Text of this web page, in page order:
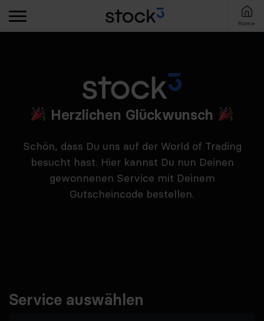
Home
Herzlichen Glückwunsch
Schön, dass Du uns auf der World of Trading
besucht hast. Hier kannst Du nun Deinen
gewonnenen Service mit Deinem
Gutscheincode bestellen.
Service auswählen